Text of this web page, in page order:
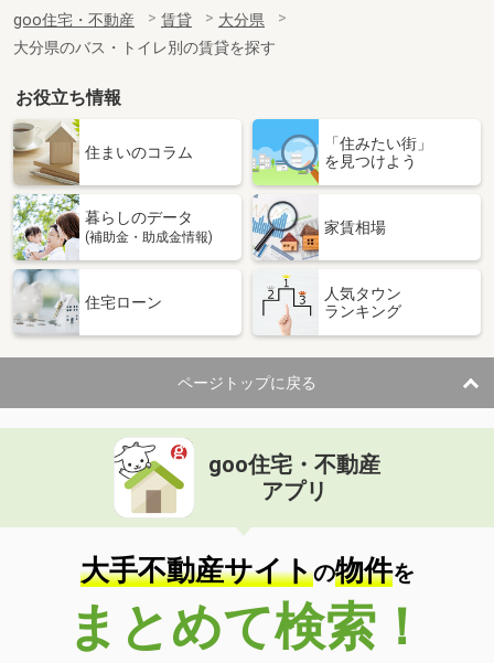
専有面積
29.47m²
間取り
1K
大分県大分市原新町
価 格
6.90万円
大分県大分市原新町
専有面積 66.16m²
間取り
大分県大分市賀来南２丁目
住 所
大分県大分市賀来南２丁目
専有面積 23.69m²
間取り
1K
大分県大分市大在北３
価 格
住 所
大分県大分市大在北３
専有面積 45.72m²
間取り
1LDK
大分県大分市羽屋２丁目
価 格
4.10万円
goo住宅・不動産 賃貸
大分県
大分県のバス・トイレ別の賃貸を探す
お役立ち情報
住まいのコラム
「住みたい街」
を見つけよう
暮らしのデータ
(補助金・助成金情報)
家賃相場
住宅ローン
人気タウン
ランキング
ページトップに戻る
goo住宅・不動産
アプリ
大手不動産サイトの物件を
まとめて検索！